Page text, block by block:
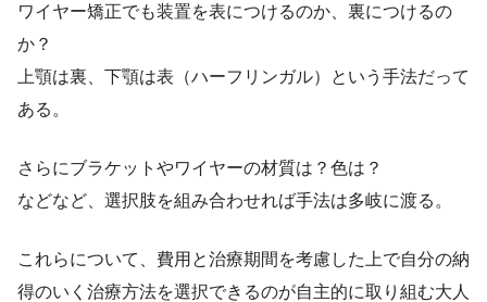
ワイヤー矯正でも装置を表につけるのか、裏につけるの
か？
上顎は裏、下顎は表（ハーフリンガル）という手法だって
ある。
さらにブラケットやワイヤーの材質は？色は？
などなど、選択肢を組み合わせれば手法は多岐に渡る。
これらについて、費用と治療期間を考慮した上で自分の納
得のいく治療方法を選択できるのが自主的に取り組む大人